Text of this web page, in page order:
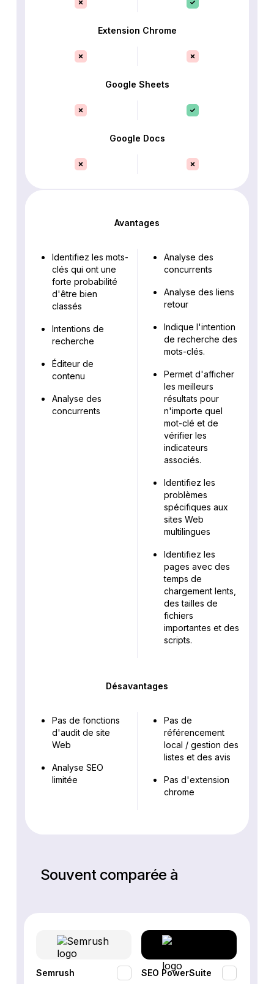
Extension Chrome
Google Sheets
Google Docs
Avantages
Identifiez les mots-
clés qui ont une
forte probabilité
d'être bien
classés
Intentions de
recherche
Éditeur de
contenu
Analyse des
concurrents
Analyse des
concurrents
Analyse des liens
retour
Indique l'intention
de recherche des
mots-clés.
Permet d'afficher
les meilleurs
résultats pour
n'importe quel
mot-clé et de
vérifier les
indicateurs
associés.
Identifiez les
problèmes
spécifiques aux
sites Web
multilingues
Identifiez les
pages avec des
temps de
chargement lents,
des tailles de
fichiers
importantes et des
scripts.
Désavantages
Pas de fonctions
d'audit de site
Web
Analyse SEO
limitée
Pas de
référencement
local / gestion des
listes et des avis
Pas d'extension
chrome
Souvent comparée à
Semrush SEO PowerSuite